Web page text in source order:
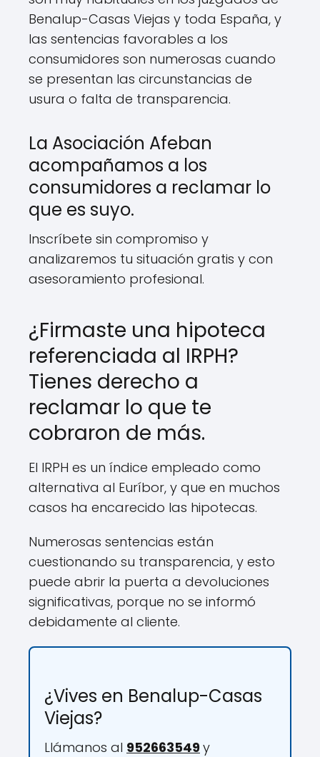
Benalup-Casas Viejas y toda España, y
las sentencias favorables a los
consumidores son numerosas cuando
se presentan las circunstancias de
usura o falta de transparencia.
La Asociación Afeban
acompañamos a los
consumidores a reclamar lo
que es suyo.
Inscríbete sin compromiso y
analizaremos tu situación gratis y con
asesoramiento profesional.
¿Firmaste una hipoteca
referenciada al IRPH?
Tienes derecho a
reclamar lo que te
cobraron de más.
El IRPH es un índice empleado como
alternativa al Euríbor, y que en muchos
casos ha encarecido las hipotecas.
Numerosas sentencias están
cuestionando su transparencia, y esto
puede abrir la puerta a devoluciones
significativas, porque no se informó
debidamente al cliente.
¿Vives en Benalup-Casas
Viejas?
Llámanos al 952663549y